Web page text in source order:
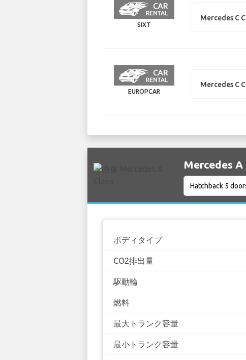
SIXT
Mercedes C
EUROPCAR
Mercedes C
Mercedes A
ボディタイプ
CO2排出量
駆動輪
燃料
最大トランク容量
最小トランク容量